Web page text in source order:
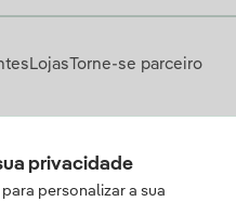
LojasTorne-se parceiro
privacidade
personalizar a sua